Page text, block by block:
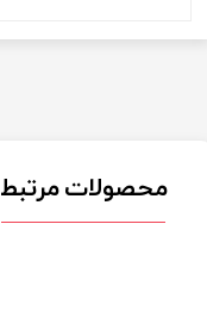
محصولات مرتبط